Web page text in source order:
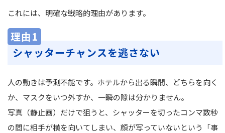
これには、明確な戦略的理由があります。
理由1
シャッターチャンスを逃さない
人の動きは予測不能です。ホテルから出る瞬間、どちらを向く
か、マスクをいつ外すか、一瞬の隙は分かりません。
写真（静止画）だけで狙うと、シャッターを切ったコンマ数秒
の間に相手が横を向いてしまい、顔が写っていないという「事